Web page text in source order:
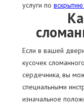
услуги по
Если в вашей
кусочек
сердечника, вы
специальными
изначальное